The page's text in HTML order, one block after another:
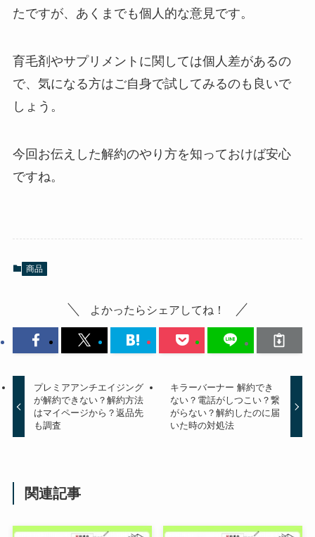
たですが、あくまでも個人的な意見です。
育毛剤やサプリメントに関しては個人差があるの
で、気になる方はご自身で試してみるのも良いで
しょう。
今回お伝えした解約のやり方を知っておけば安心
ですね。
商品
よかったらシェアしてね！
プレミアアンチエイジング
が解約できない？解約方法
はマイページから？返品先
も調査
キラーバーナー 解約でき
ない？電話がしつこい？繋
がらない？解約したのに届
いた時の対処法
関連記事